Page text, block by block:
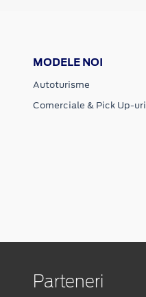
MODELE NOI
Autoturisme
Comerciale & Pick Up-uri
Parteneri